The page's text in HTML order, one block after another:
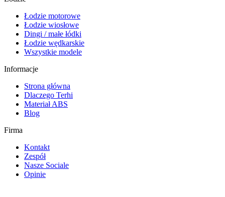
Łodzie motorowe
Łodzie wiosłowe
Dingi / małe łódki
Łodzie wędkarskie
Wszystkie modele
Informacje
Strona główna
Dlaczego Terhi
Materiał ABS
Blog
Firma
Kontakt
Zespół
Nasze Sociale
Opinie